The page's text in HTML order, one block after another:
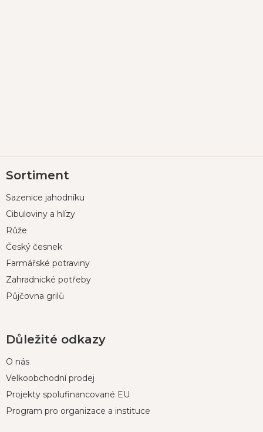
á
a
Sortiment
Sazenice jahodníku
Cibuloviny a hlízy
Růže
Český česnek
Farmářské potraviny
Zahradnické potřeby
Půjčovna grilů
Důležité odkazy
O nás
Velkoobchodní prodej
Projekty spolufinancované EU
Program pro organizace a instituce